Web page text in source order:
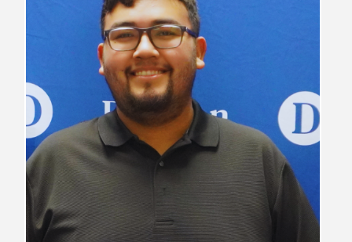
Contact
Informations
Outils
Liens
Menu principal
Qui vous êtes